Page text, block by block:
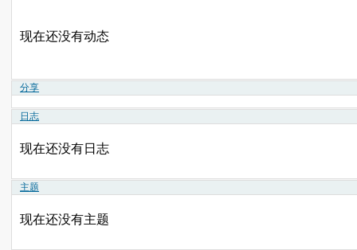
现在还没有动态
分享
日志
现在还没有日志
主题
现在还没有主题